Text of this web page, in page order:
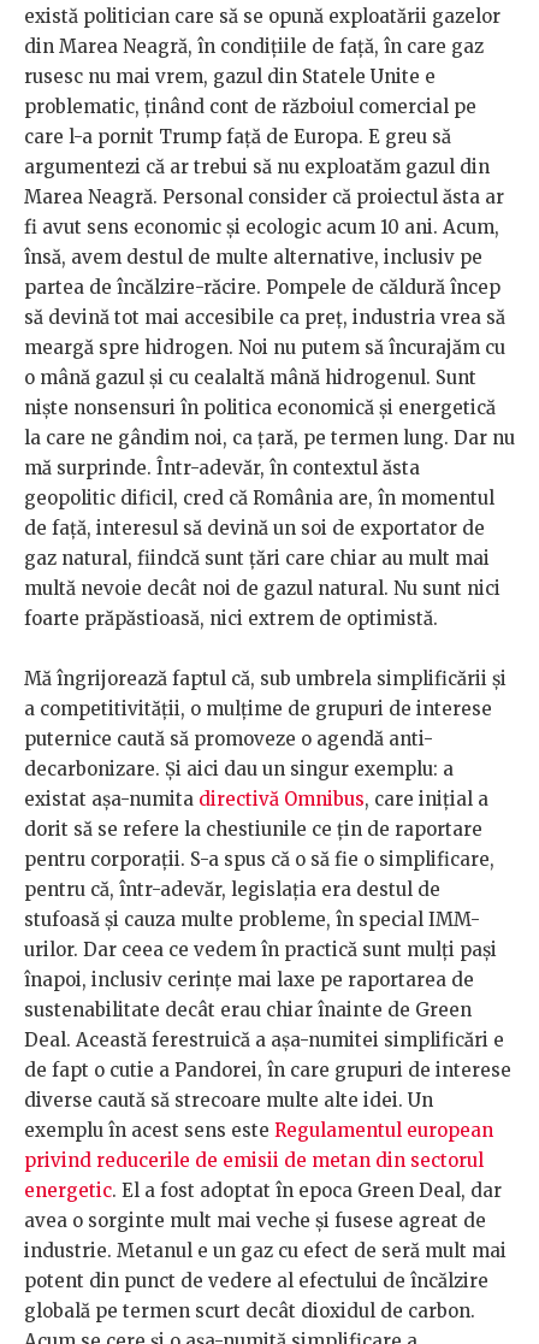
există politician care să se opună exploatării gazelor
din Marea Neagră, în condițiile de față, în care gaz
rusesc nu mai vrem, gazul din Statele Unite e
problematic, ținând cont de războiul comercial pe
care l-a pornit Trump față de Europa. E greu să
argumentezi că ar trebui să nu exploatăm gazul din
Marea Neagră. Personal consider că proiectul ăsta ar
fi avut sens economic și ecologic acum 10 ani. Acum,
însă, avem destul de multe alternative, inclusiv pe
partea de încălzire-răcire. Pompele de căldură încep
să devină tot mai accesibile ca preț, industria vrea să
meargă spre hidrogen. Noi nu putem să încurajăm cu
o mână gazul și cu cealaltă mână hidrogenul. Sunt
niște nonsensuri în politica economică și energetică
la care ne gândim noi, ca țară, pe termen lung. Dar nu
mă surprinde. Într-adevăr, în contextul ăsta
geopolitic dificil, cred că România are, în momentul
de față, interesul să devină un soi de exportator de
gaz natural, fiindcă sunt țări care chiar au mult mai
multă nevoie decât noi de gazul natural. Nu sunt nici
foarte prăpăstioasă, nici extrem de optimistă.
Mă îngrijorează faptul că, sub umbrela simplificării și
a competitivității, o mulțime de grupuri de interese
puternice caută să promoveze o agendă anti-
decarbonizare. Și aici dau un singur exemplu: a
existat așa-numita directivă Omnibus, care inițial a
dorit să se refere la chestiunile ce țin de raportare
pentru corporații. S-a spus că o să fie o simplificare,
pentru că, într-adevăr, legislația era destul de
stufoasă și cauza multe probleme, în special IMM-
urilor. Dar ceea ce vedem în practică sunt mulți pași
înapoi, inclusiv cerințe mai laxe pe raportarea de
sustenabilitate decât erau chiar înainte de Green
Deal. Această ferestruică a așa-numitei simplificări e
de fapt o cutie a Pandorei, în care grupuri de interese
diverse caută să strecoare multe alte idei. Un
exemplu în acest sens este Regulamentul european
privind reducerile de emisii de metan din sectorul
energetic. El a fost adoptat în epoca Green Deal, dar
avea o sorginte mult mai veche și fusese agreat de
industrie. Metanul e un gaz cu efect de seră mult mai
potent din punct de vedere al efectului de încălzire
globală pe termen scurt decât dioxidul de carbon.